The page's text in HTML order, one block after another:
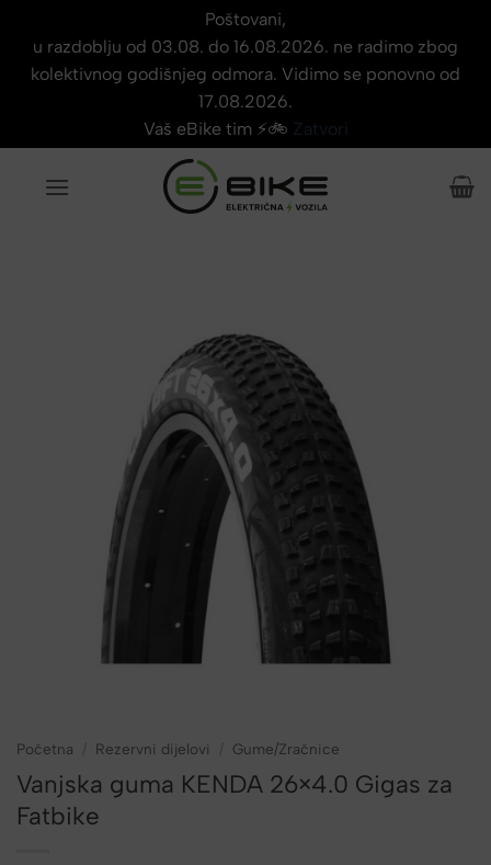
Poštovani,
u razdoblju od 03.08. do 16.08.2026. ne radimo zbog
kolektivnog godišnjeg odmora. Vidimo se ponovno od
17.08.2026.
Vaš eBike tim ⚡🚲 Zatvori
Početna Rezervni dijelovi Gume/Zračnice
Vanjska guma KENDA 26×4.0 Gigas za
Fatbike